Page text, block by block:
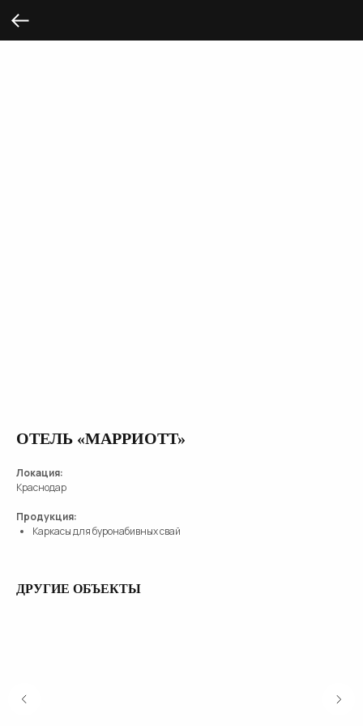
ОТЕЛЬ «МАРРИОТТ»
Локация:
Краснодар
Продукция:
Каркасы для буронабивных свай
ДРУГИЕ ОБЪЕКТЫ